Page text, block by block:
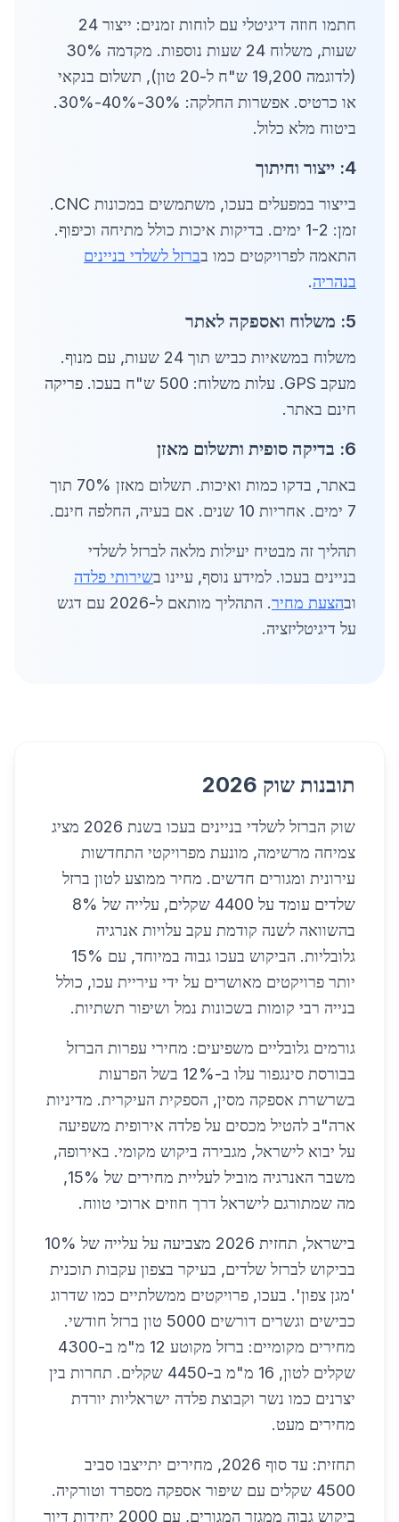
חתמו חוזה דיגיטלי עם לוחות זמנים: ייצור 24
שעות, משלוח 24 שעות נוספות. מקדמה 30%
(לדוגמה 19,200 ש"ח ל-20 טון), תשלום בנקאי
או כרטיס. אפשרות החלקה: 30%-40%-30%.
ביטוח מלא כלול.
4: ייצור וחיתוך
בייצור במפעלים בעכו, משתמשים במכונות CNC.
זמן: 1-2 ימים. בדיקות איכות כולל מתיחה וכיפוף.
התאמה לפרויקטים כמו בברזל לשלדי בניינים
בנהריה.
5: משלוח ואספקה לאתר
משלוח במשאיות כביש תוך 24 שעות, עם מנוף.
מעקב GPS. עלות משלוח: 500 ש"ח בעכו. פריקה
חינם באתר.
6: בדיקה סופית ותשלום מאזן
באתר, בדקו כמות ואיכות. תשלום מאזן 70% תוך
7 ימים. אחריות 10 שנים. אם בעיה, החלפה חינם.
תהליך זה מבטיח יעילות מלאה לברזל לשלדי
בניינים בעכו. למידע נוסף, עיינו בשירותי פלדה
ובהצעת מחיר
. התהליך מותאם ל-2026 עם דגש
על דיגיטליזציה.
תובנות שוק 2026
שוק הברזל לשלדי בניינים בעכו בשנת 2026 מציג
צמיחה מרשימה, מונעת מפרויקטי התחדשות
עירונית ומגורים חדשים. מחיר ממוצע לטון ברזל
שלדים עומד על 4400 שקלים, עלייה של 8%
בהשוואה לשנה קודמת עקב עלויות אנרגיה
גלובליות. הביקוש בעכו גבוה במיוחד, עם 15%
יותר פרויקטים מאושרים על ידי עיריית עכו, כולל
בנייה רבי קומות בשכונות נמל ושיפור תשתיות.
גורמים גלובליים משפיעים: מחירי עפרות הברזל
בבורסת סינגפור עלו ב-12% בשל הפרעות
בשרשרת אספקה מסין, הספקית העיקרית. מדיניות
ארה"ב להטיל מכסים על פלדה אירופית משפיעה
על יבוא לישראל, מגבירה ביקוש מקומי. באירופה,
משבר האנרגיה מוביל לעליית מחירים של 15%,
מה שמתורגם לישראל דרך חוזים ארוכי טווח.
בישראל, תחזית 2026 מצביעה על עלייה של 10%
בביקוש לברזל שלדים, בעיקר בצפון עקבות תוכנית
'מגן צפון'. בעכו, פרויקטים ממשלתיים כמו שדרוג
כבישים וגשרים דורשים 5000 טון ברזל חודשי.
מחירים מקומיים: ברזל מקוטע 12 מ"מ ב-4300
שקלים לטון, 16 מ"מ ב-4450 שקלים. תחרות בין
יצרנים כמו נשר וקבוצת פלדה ישראליות יורדת
מחירים מעט.
תחזית: עד סוף 2026, מחירים יתייצבו סביב
4500 שקלים עם שיפור אספקה מספרד וטורקיה.
ביקוש גבוה ממגזר המגורים, עם 2000 יחידות דיור